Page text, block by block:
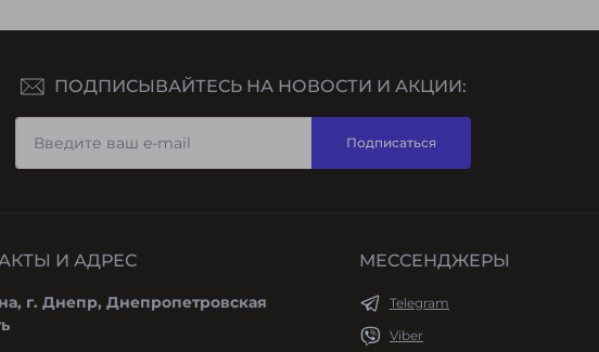
ПОДПИСЫВАЙТЕСЬ НА НОВОСТИ И АКЦИИ:
Подписаться
И АДРЕС
г. Днепр, Днепропетровская
МЕССЕНДЖЕРЫ
Telegram
Viber